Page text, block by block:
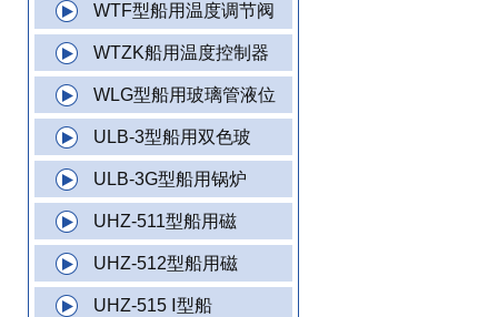
WTF型船用温度调节阀
WTZK船用温度控制器
WLG型船用玻璃管液位
ULB-3型船用双色玻
ULB-3G型船用锅炉
UHZ-511型船用磁
UHZ-512型船用磁
UHZ-515 Ⅰ型船